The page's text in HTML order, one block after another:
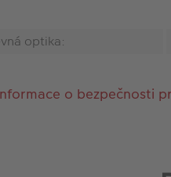
optika:
o bezpečnosti